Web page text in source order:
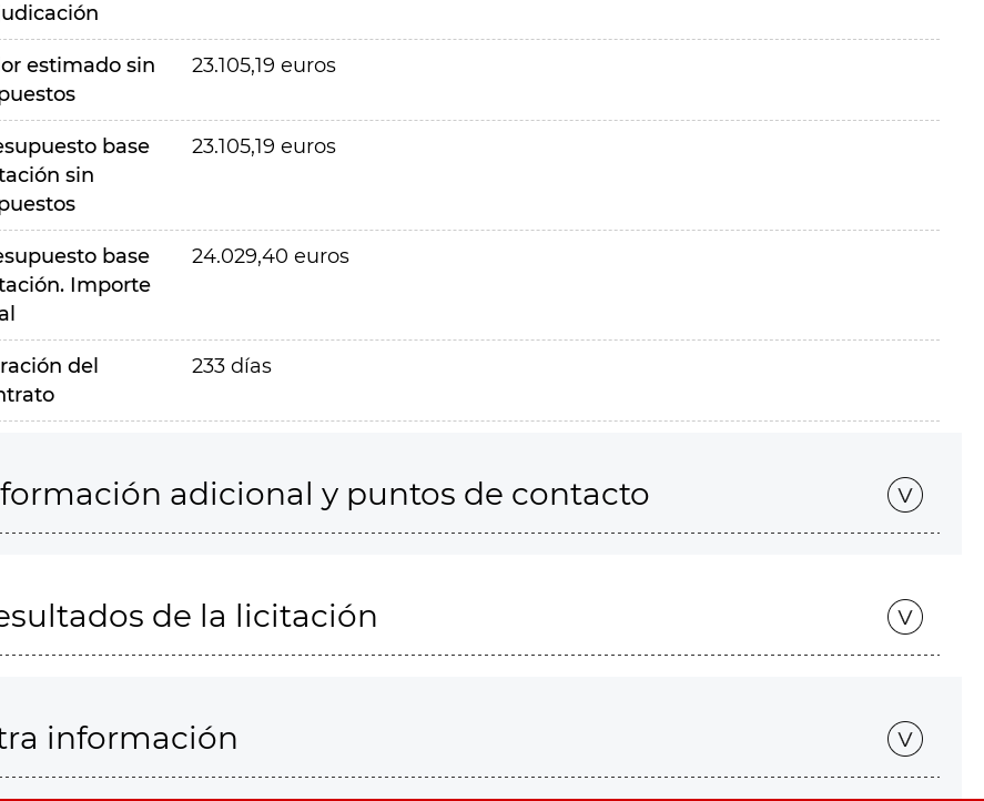
estimado sin
23.105,19 euros
base
sin
23.105,19 euros
base
Importe
24.029,40 euros
del
233 días
adicional y puntos de contacto
de la licitación
información